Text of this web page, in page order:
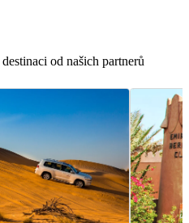
od našich partnerů